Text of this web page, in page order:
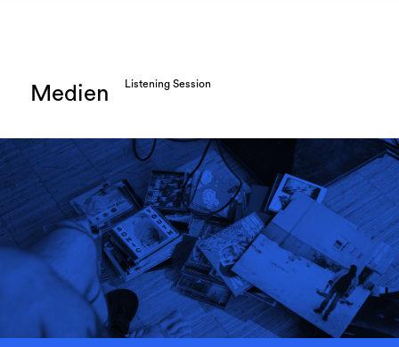
Medien Listening Session